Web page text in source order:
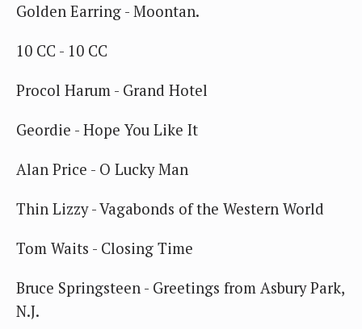
Golden Earring - Moontan.
10 CC - 10 CC
Procol Harum - Grand Hotel
Geordie - Hope You Like It
Alan Price - O Lucky Man
Thin Lizzy - Vagabonds of the Western World
Tom Waits - Closing Time
Bruce Springsteen - Greetings from Asbury Park,
N.J.